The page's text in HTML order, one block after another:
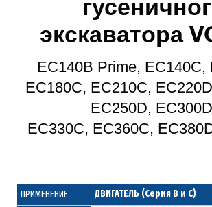
экскаватора
EC140B Prime, EC140C,
EC180C, EC210C,
EC250D,
EC330C, EC360C,
ПРИМЕНЕНИЕ ДВИГАТЕЛЬ (Серия B и C)